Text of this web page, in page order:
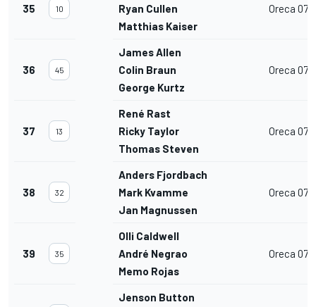
35 10
Ryan Cullen
Matthias Kaiser
Oreca 07
36 45
James Allen
Colin Braun
George Kurtz
Oreca 07
37 13
René Rast
Ricky Taylor
Thomas Steven
Oreca 07
38 32
Anders Fjordbach
Mark Kvamme
Jan Magnussen
Oreca 07
39 35
Olli Caldwell
André Negrao
Memo Rojas
Oreca 07
Jenson Button